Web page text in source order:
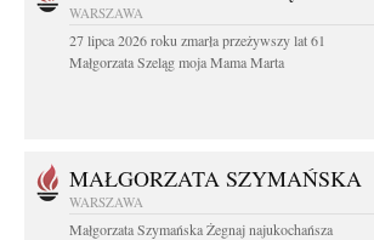
WARSZAWA
27 lipca 2026 roku zmarła przeżywszy lat 61
Małgorzata Szeląg moja Mama Marta
MAŁGORZATA SZYMAŃSKA
WARSZAWA
Małgorzata Szymańska Żegnaj najukochańsza